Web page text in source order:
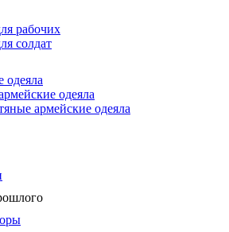
рабочих
солдат
одеяла
одеяла
армейские одеяла